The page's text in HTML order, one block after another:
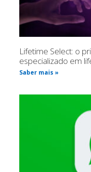
Lifetime Select: o
especializado em
Saber mais »